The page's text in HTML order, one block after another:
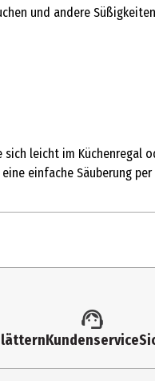
und andere
leicht im
einfache Säuberung
Kundenservice